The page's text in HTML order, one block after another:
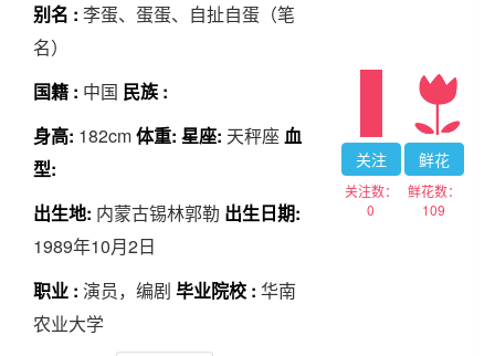
别名 : 李蛋、蛋蛋、自扯自蛋（笔
名）
国籍 : 中国 民族 :
身高: 182cm体重: 星座: 天秤座血
型:
出生地: 内蒙古锡林郭勒 出生日期:
1989年10月2日
职业 : 演员，编剧 毕业院校 : 华南
农业大学
关注
关注数：
0
鲜花
鲜花数：
109